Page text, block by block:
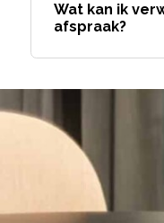
Wat kan ik
afspraak?